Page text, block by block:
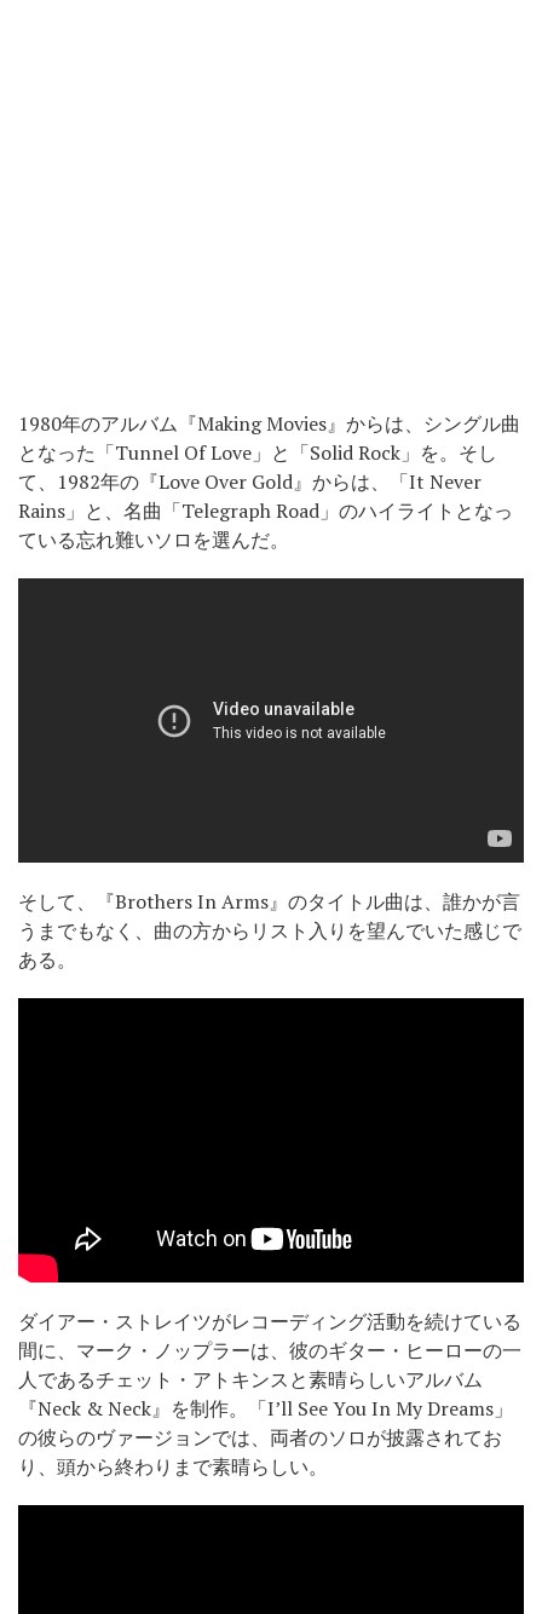
1980年のアルバム『Making Movies』からは、シングル曲
となった「Tunnel Of Love」と「Solid Rock」を。そし
て、1982年の『Love Over Gold』からは、「It Never
Rains」と、名曲「Telegraph Road」のハイライトとなっ
ている忘れ難いソロを選んだ。
そして、『Brothers In Arms』のタイトル曲は、誰かが言
うまでもなく、曲の方からリスト入りを望んでいた感じで
ある。
ダイアー・ストレイツがレコーディング活動を続けている
間に、マーク・ノップラーは、彼のギター・ヒーローの一
人であるチェット・アトキンスと素晴らしいアルバム
『Neck & Neck』を制作。「I’ll See You In My Dreams」
の彼らのヴァージョンでは、両者のソロが披露されてお
り、頭から終わりまで素晴らしい。